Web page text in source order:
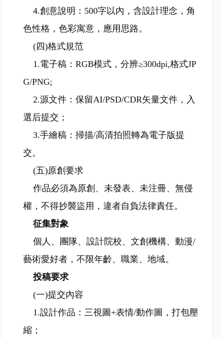
4.創意說明：500字以內，含設計理念，角
色性格，色彩寓意，應用思路。
(四)格式規范
1.電子稿：RGB模式，分辨≥300dpi,格式JP
G/PNG;
2.源文件：保留AI/PSD/CDR矢量文件，入
選后提交；
3.手繪稿：掃描/高清拍照轉為電子版提
交。
(五)原創要求
作品必須為原創、未發表、未注冊、無侵
權，不得抄襲盜用，違者自負法律責任。
征集對象
個人、團隊、設計院校、文創機構、動漫/
藝術愛好者，不限年齡、職業、地域。
投稿要求
(一)提交內容
1.設計作品：三視圖+表情/動作圖，打包壓
縮；